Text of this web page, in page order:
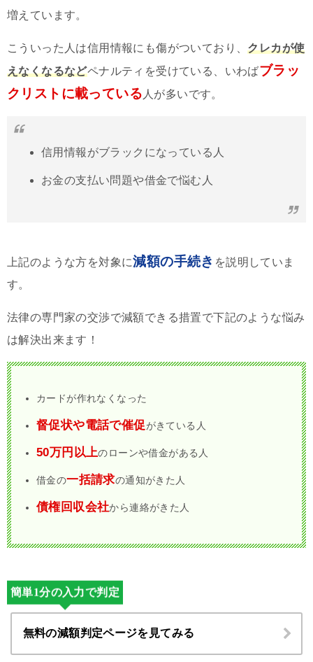
増えています。
こういった人は信用情報にも傷がついており、クレカが使
えなくなるなどペナルティを受けている、いわばブラッ
クリストに載っている 人が多いです。
信用情報がブラックになっている人
お金の支払い問題や借金で悩む人
上記のような方を対象に減額の手続き を説明していま
す。
法律の専門家の交渉で減額できる措置で下記のような悩み
は解決出来ます！
カードが作れなくなった
督促状や電話で催促がきている人
50万円以上のローンや借金がある人
借金の一括請求の通知がきた人
債権回収会社から連絡がきた人
簡単1分の入力で判定
無料の減額判定ページを見てみる